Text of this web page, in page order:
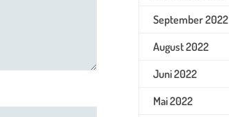
September 2022
August 2022
Juni 2022
Mai 2022